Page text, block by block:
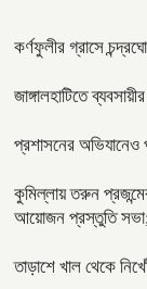
কর্ণফুলীর গ্রাসে
জাঙ্গালহাটিতে
প্রশাসনের
কুমিল্লায় তরুন
আয়োজন প্রস্তুতি
তাড়াশে খাল থেকে